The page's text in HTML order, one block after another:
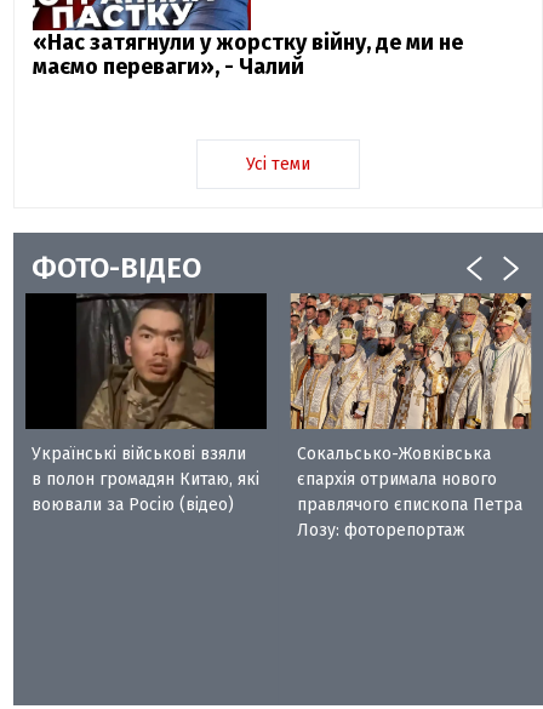
«Нас затягнули у жорстку війну, де ми не
маємо переваги», - Чалий
Усі теми
ФОТО-ВІДЕО
Українські військові взяли
в полон громадян Китаю, які
воювали за Росію (відео)
Сокальсько-Жовківська
єпархія отримала нового
правлячого єпископа Петра
Лозу: фоторепортаж